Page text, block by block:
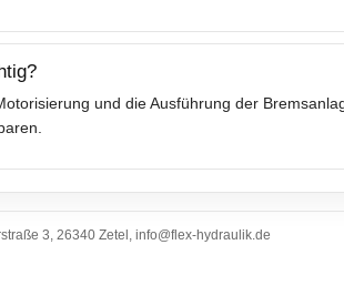
und die Ausführung der
3, 26340 Zetel, info@flex-hydraulik.de